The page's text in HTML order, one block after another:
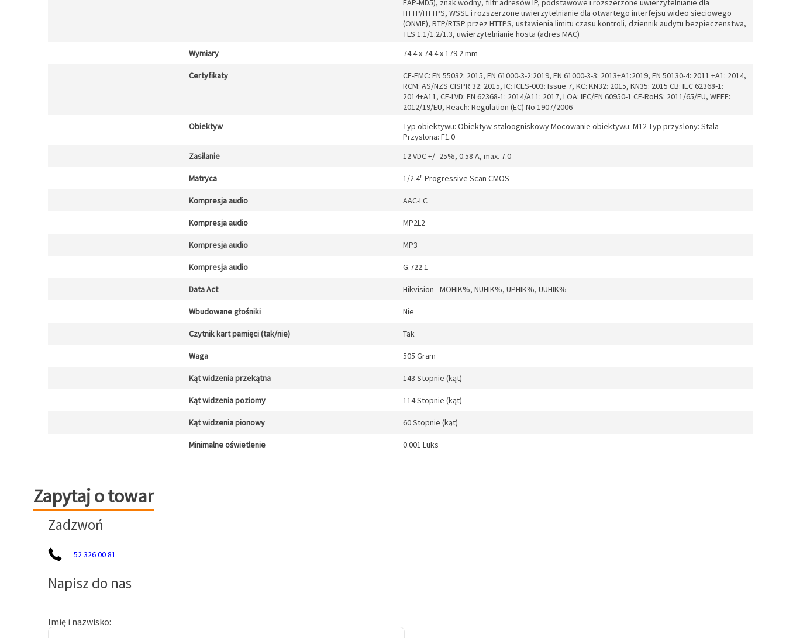
EAP-MD5), znak wodny, filtr adresów IP, podstawowe i rozszerzone uwierzytelnianie dla
HTTP/HTTPS, WSSE i rozszerzone uwierzytelnianie dla otwartego interfejsu wideo sieciowego
(ONVIF), RTP/RTSP przez HTTPS, ustawienia limitu czasu kontroli, dziennik audytu bezpieczenstwa,
TLS 1.1/1.2/1.3, uwierzytelnianie hosta (adres MAC)
Wymiary
74.4 x 74.4 x 179.2 mm
Certyfikaty
CE-EMC: EN 55032: 2015, EN 61000-3-2:2019, EN 61000-3-3: 2013+A1:2019, EN 50130-4: 2011 +A1: 2014,
RCM: AS/NZS CISPR 32: 2015, IC: ICES-003: Issue 7, KC: KN32: 2015, KN35: 2015 CB: IEC 62368-1:
2014+A11, CE-LVD: EN 62368-1: 2014/A11: 2017, LOA: IEC/EN 60950-1 CE-RoHS: 2011/65/EU, WEEE:
2012/19/EU, Reach: Regulation (EC) No 1907/2006
Obiektyw
Typ obiektywu: Obiektyw staloogniskowy Mocowanie obiektywu: M12 Typ przyslony: Stala
Przyslona: F1.0
Zasilanie
12 VDC +/- 25%, 0.58 A, max. 7.0
Matryca 1/2.4" Progressive Scan CMOS
Kompresja audio AAC-LC
Kompresja audio MP2L2
Kompresja audio MP3
Kompresja audio G.722.1
Data Act Hikvision - MOHIK%, NUHIK%, UPHIK%, UUHIK%
Wbudowane głośniki Nie
Czytnik kart pamięci (tak/nie) Tak
Waga 505 Gram
Kąt widzenia przekątna 143 Stopnie (kąt)
Kąt widzenia poziomy 114 Stopnie (kąt)
Kąt widzenia pionowy 60 Stopnie (kąt)
Minimalne oświetlenie 0.001 Luks
Zapytaj o towar
Zapytaj o towar
Zadzwoń
52 326 00 81
Napisz do nas
Imię i nazwisko